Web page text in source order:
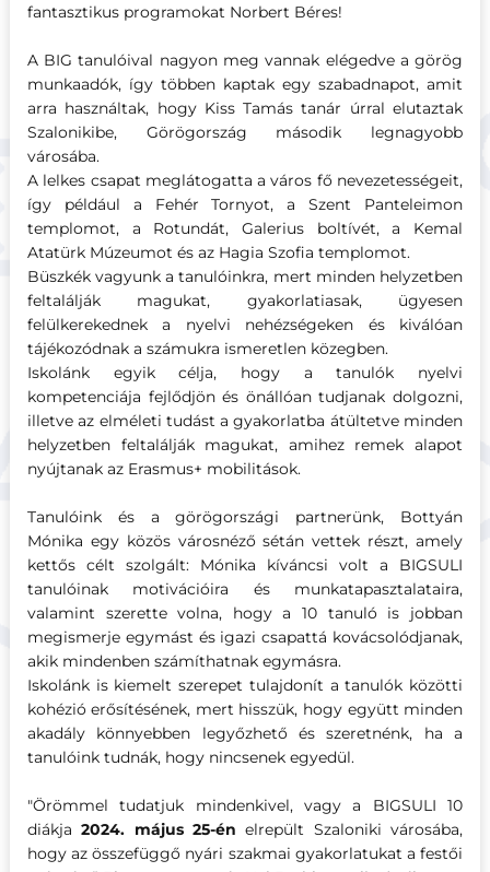
fantasztikus programokat Norbert Béres!
A BIG tanulóival nagyon meg vannak elégedve a görög
munkaadók, így többen kaptak egy szabadnapot, amit
arra használtak, hogy Kiss Tamás tanár úrral elutaztak
Szalonikibe, Görögország második legnagyobb
városába.
A lelkes csapat meglátogatta a város fő nevezetességeit,
így például a Fehér Tornyot, a Szent Panteleimon
templomot, a Rotundát, Galerius boltívét, a Kemal
Atatürk Múzeumot és az Hagia Szofia templomot.
Büszkék vagyunk a tanulóinkra, mert minden helyzetben
feltalálják magukat, gyakorlatiasak, ügyesen
felülkerekednek a nyelvi nehézségeken és kiválóan
tájékozódnak a számukra ismeretlen közegben.
Iskolánk egyik célja, hogy a tanulók nyelvi
kompetenciája fejlődjön és önállóan tudjanak dolgozni,
illetve az elméleti tudást a gyakorlatba átültetve minden
helyzetben feltalálják magukat, amihez remek alapot
nyújtanak az Erasmus+ mobilitások.
Tanulóink és a görögországi partnerünk, Bottyán
Mónika egy közös városnéző sétán vettek részt, amely
kettős célt szolgált: Mónika kíváncsi volt a BIGSULI
tanulóinak motivációira és munkatapasztalataira,
valamint szerette volna, hogy a 10 tanuló is jobban
megismerje egymást és igazi csapattá kovácsolódjanak,
akik mindenben számíthatnak egymásra.
Iskolánk is kiemelt szerepet tulajdonít a tanulók közötti
kohézió erősítésének, mert hisszük, hogy együtt minden
akadály könnyebben legyőzhető és szeretnénk, ha a
tanulóink tudnák, hogy nincsenek egyedül.
"Örömmel tudatjuk mindenkivel, vagy a BIGSULI 10
diákja2024. május 25-én elrepült Szaloniki városába,
hogy az összefüggő nyári szakmai gyakorlatukat a festői